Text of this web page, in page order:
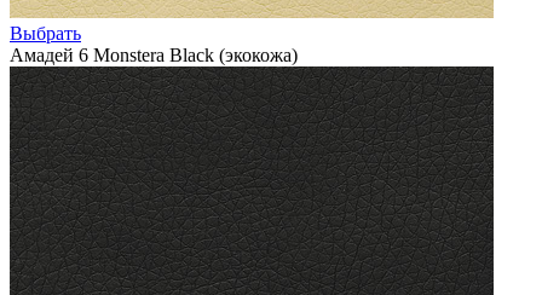
Выбрать
Амадей 6 Monstera Black (экокожа)